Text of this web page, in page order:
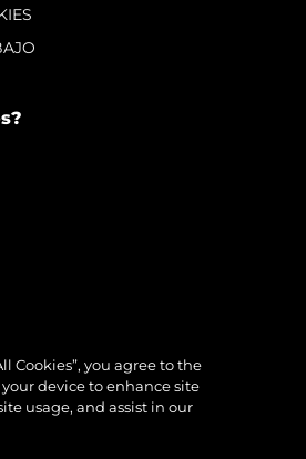
Cookies”, you agree to the
device to enhance site
usage, and assist in our